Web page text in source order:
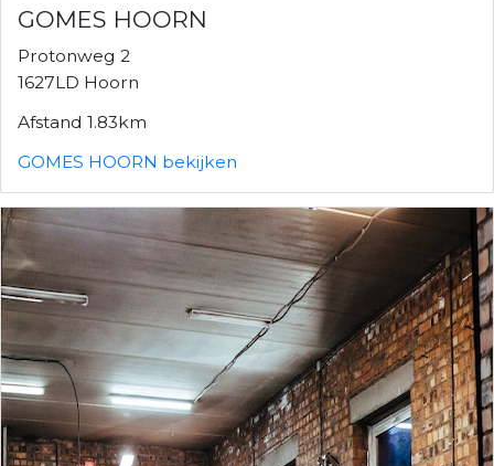
GOMES HOORN
Protonweg 2
1627LD Hoorn
Afstand 1.83km
GOMES HOORN bekijken